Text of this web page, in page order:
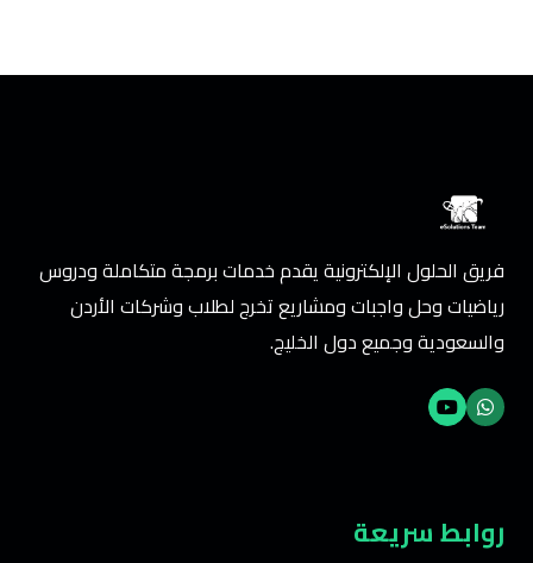
فريق الحلول الإلكترونية يقدم خدمات برمجة متكاملة ودروس
رياضيات وحل واجبات ومشاريع تخرج لطلاب وشركات الأردن
والسعودية وجميع دول الخليج.
روابط سريعة